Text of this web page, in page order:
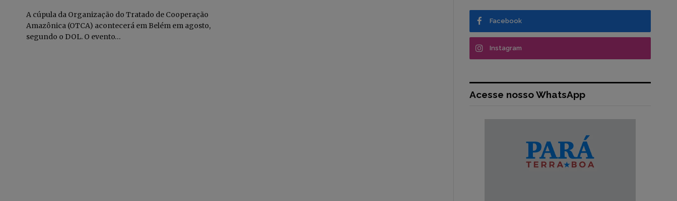
A cúpula da Organização do Tratado de Cooperação
Amazônica (OTCA) acontecerá em Belém em agosto,
segundo o DOL. O evento…
Facebook
Instagram
Acesse nosso WhatsApp